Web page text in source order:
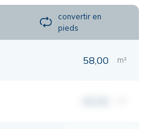
convertir en
pieds
58,00 m²